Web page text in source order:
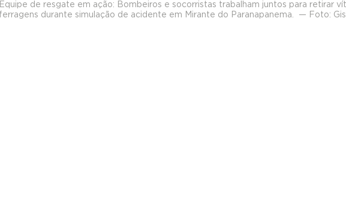
Equipe de resgate em ação: Bombeiros e socorristas trabalham juntos para retirar
ferragens durante simulação de acidente em Mirante do Paranapanema.  — Foto: